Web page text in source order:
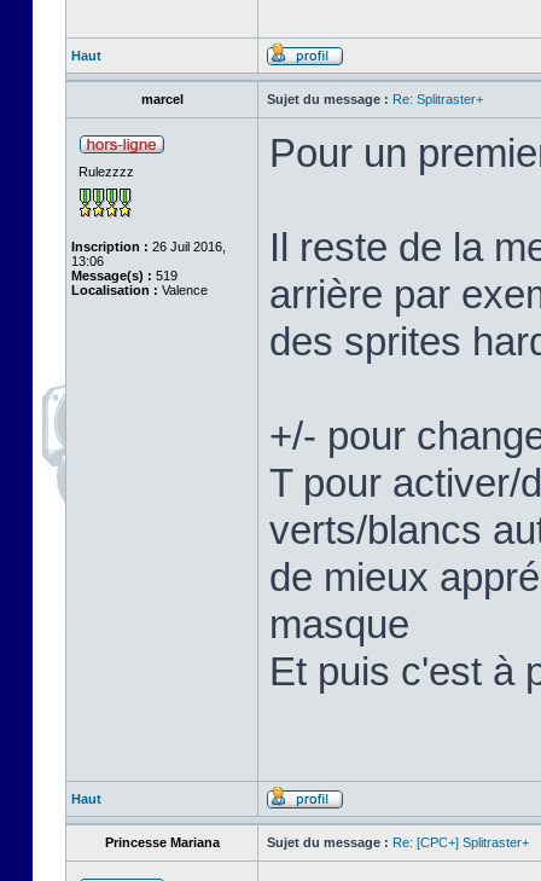
Haut
marcel Sujet du message : Re: Splitraster+
Rulezzzz
Inscription : 26 Juil 2016,
13:06
Message(s) : 519
Localisation : Valence
Pour un
Il reste de la
arrière par
des sprites
+/- pour
T pour activer/
verts/blancs
de mieux
masque
Et puis c'est à
Haut
Princesse Mariana Sujet du message : Re: [CPC+] Splitraster+